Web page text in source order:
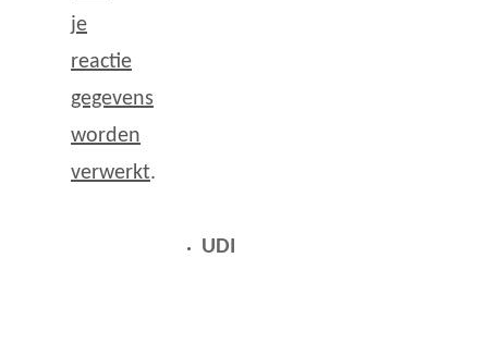
je
reactie
gegevens
worden
verwerkt.
UDI